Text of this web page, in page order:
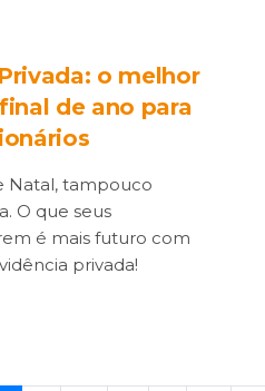
o melhor
de ano para
Natal, tampouco
O que seus
é mais futuro com
privada!